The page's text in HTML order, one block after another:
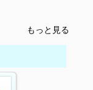
もっと見る